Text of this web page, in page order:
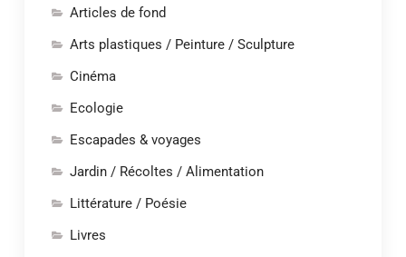
Articles de fond
Arts plastiques / Peinture / Sculpture
Cinéma
Ecologie
Escapades & voyages
Jardin / Récoltes / Alimentation
Littérature / Poésie
Livres